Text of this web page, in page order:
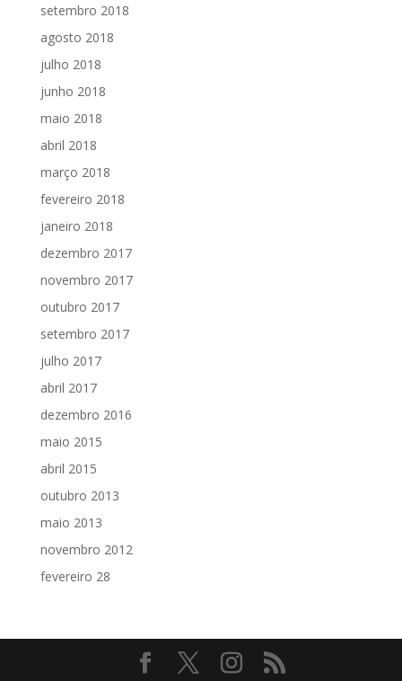
setembro 2018
agosto 2018
julho 2018
junho 2018
maio 2018
abril 2018
março 2018
fevereiro 2018
janeiro 2018
dezembro 2017
novembro 2017
outubro 2017
setembro 2017
julho 2017
abril 2017
dezembro 2016
maio 2015
abril 2015
outubro 2013
maio 2013
novembro 2012
fevereiro 28